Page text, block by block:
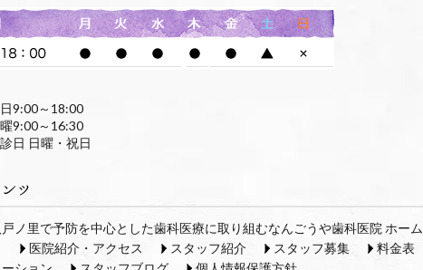
9:00～18:00
9:00～16:30
日 日曜・祝日
ノ里で予防を中心とした歯科医療に取り組むなんごうや歯科医院 ホーム
医院紹介・アクセス スタッフ紹介 スタッフ募集 料金表